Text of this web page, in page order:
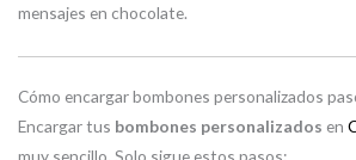
mensajes en chocolate.
Cómo encargar bombones personalizados
Encargar tus bombones personalizados en